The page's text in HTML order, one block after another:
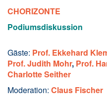
CHORIZONTE
Podiumsdiskussion
Gäste: Prof. Ekkehard
Prof. Judith Mohr, Prof.
Charlotte Seither
Moderation: Claus Fischer